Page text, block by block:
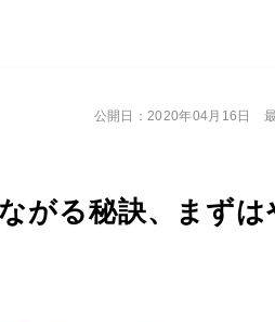
がる秘訣、まずは
公開日：2020年04月16日